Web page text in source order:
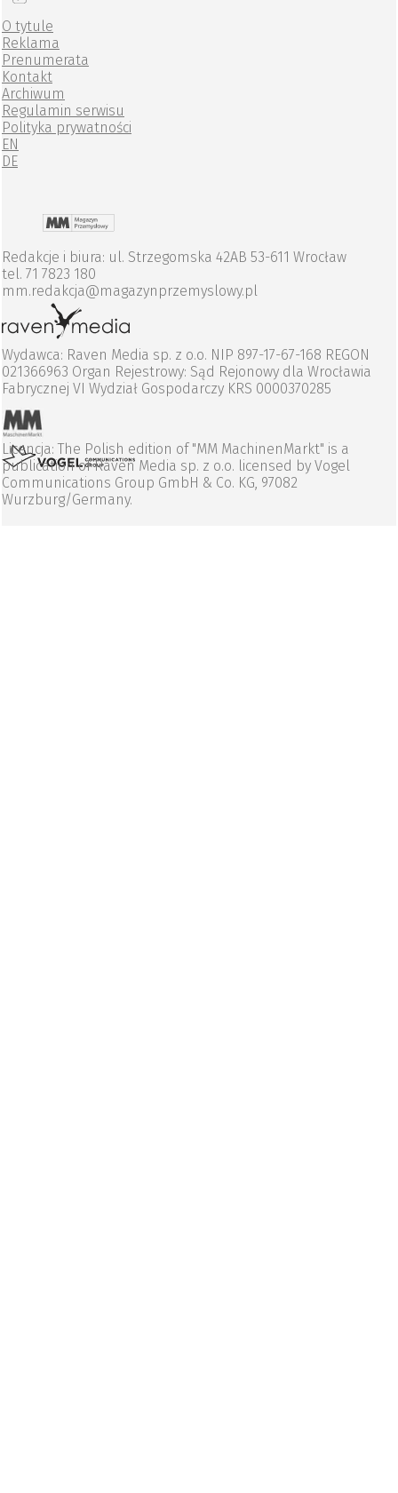
O tytule
Reklama
Prenumerata
Kontakt
Archiwum
Regulamin serwisu
Polityka prywatności
EN
DE
Redakcje i biura: ul. Strzegomska 42AB 53-611 Wrocław
tel. 71 7823 180
mm.redakcja@magazynprzemyslowy.pl
Wydawca: Raven Media sp. z o.o. NIP 897-17-67-168 REGON
021366963 Organ Rejestrowy: Sąd Rejonowy dla Wrocławia
Fabrycznej VI Wydział Gospodarczy KRS 0000370285
Licencja: The Polish edition of "MM MachinenMarkt" is a
publication of Raven Media sp. z o.o. licensed by Vogel
Communications Group GmbH & Co. KG, 97082
Wurzburg/Germany.